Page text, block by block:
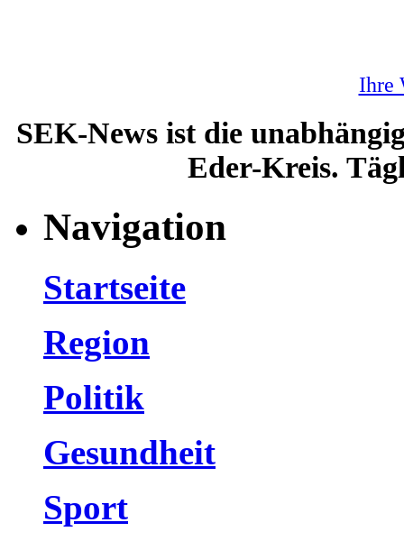
Ihre
SEK-News ist die
Eder-Kreis.
Navigation
Startseite
Region
Politik
Gesundheit
Sport